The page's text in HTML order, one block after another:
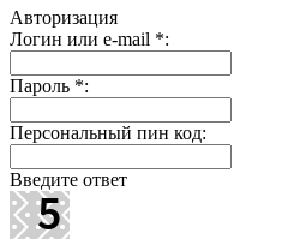
Авторизация
Логин или e-mail *:
Пароль *:
Персональный пин код:
Введите ответ